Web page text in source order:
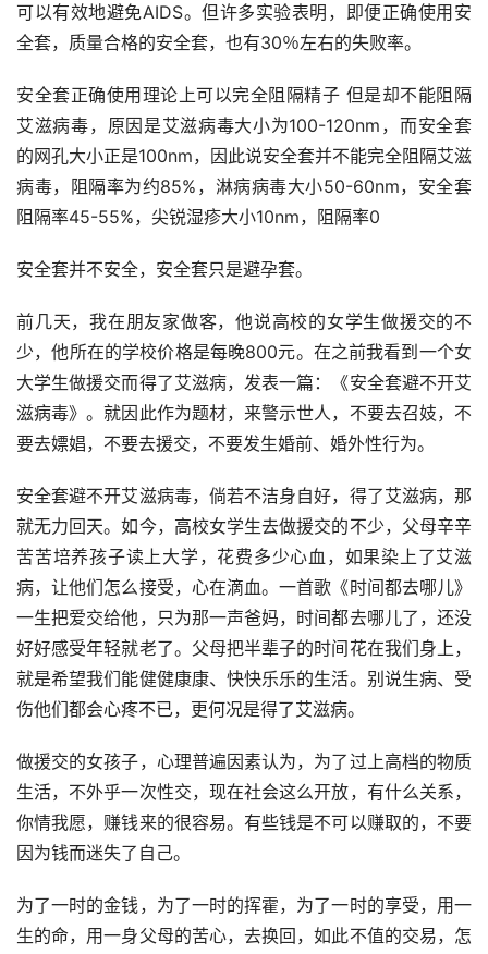
可以有效地避免AIDS。但许多实验表明，即便正确使用安
全套，质量合格的安全套，也有30％左右的失败率。
安全套正确使用理论上可以完全阻隔精子 但是却不能阻隔
艾滋病毒，原因是艾滋病毒大小为100-120nm，而安全套
的网孔大小正是100nm，因此说安全套并不能完全阻隔艾滋
病毒，阻隔率为约85%，淋病病毒大小50-60nm，安全套
阻隔率45-55%，尖锐湿疹大小10nm，阻隔率0
安全套并不安全，安全套只是避孕套。
前几天，我在朋友家做客，他说高校的女学生做援交的不
少，他所在的学校价格是每晚800元。在之前我看到一个女
大学生做援交而得了艾滋病，发表一篇：《安全套避不开艾
滋病毒》。就因此作为题材，来警示世人，不要去召妓，不
要去嫖娼，不要去援交，不要发生婚前、婚外性行为。
安全套避不开艾滋病毒，倘若不洁身自好，得了艾滋病，那
就无力回天。如今，高校女学生去做援交的不少，父母辛辛
苦苦培养孩子读上大学，花费多少心血，如果染上了艾滋
病，让他们怎么接受，心在滴血。一首歌《时间都去哪儿》
一生把爱交给他，只为那一声爸妈，时间都去哪儿了，还没
好好感受年轻就老了。父母把半辈子的时间花在我们身上，
就是希望我们能健健康康、快快乐乐的生活。别说生病、受
伤他们都会心疼不已，更何况是得了艾滋病。
做援交的女孩子，心理普遍因素认为，为了过上高档的物质
生活，不外乎一次性交，现在社会这么开放，有什么关系，
你情我愿，赚钱来的很容易。有些钱是不可以赚取的，不要
因为钱而迷失了自己。
为了一时的金钱，为了一时的挥霍，为了一时的享受，用一
生的命，用一身父母的苦心，去换回，如此不值的交易，怎